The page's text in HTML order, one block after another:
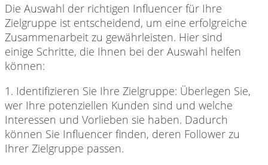
Die Auswahl der richtigen Influencer für Ihre
Zielgruppe ist entscheidend, um eine erfolgreiche
Zusammenarbeit zu gewährleisten. Hier sind
einige Schritte, die Ihnen bei der Auswahl helfen
können:
1. Identifizieren Sie Ihre Zielgruppe: Überlegen Sie,
wer Ihre potenziellen Kunden sind und welche
Interessen und Vorlieben sie haben. Dadurch
können Sie Influencer finden, deren Follower zu
Ihrer Zielgruppe passen.